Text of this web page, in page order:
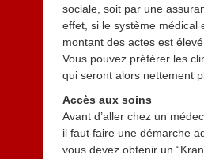
sociale, soit par une
effet, si le système médical
montant des actes est
Vous pouvez préférer les
qui seront alors nettement
Accès aux soins
Avant d’aller chez un
il faut faire une démarche
vous devez obtenir un